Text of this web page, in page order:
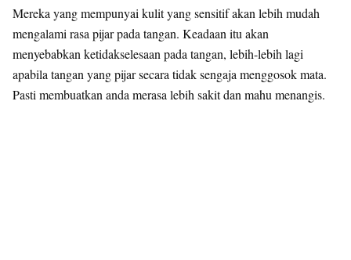
Mereka yang mempunyai kulit yang sensitif akan lebih mudah
mengalami rasa pijar pada tangan. Keadaan itu akan
menyebabkan ketidakselesaan pada tangan, lebih-lebih lagi
apabila tangan yang pijar secara tidak sengaja menggosok mata.
Pasti membuatkan anda merasa lebih sakit dan mahu menangis.